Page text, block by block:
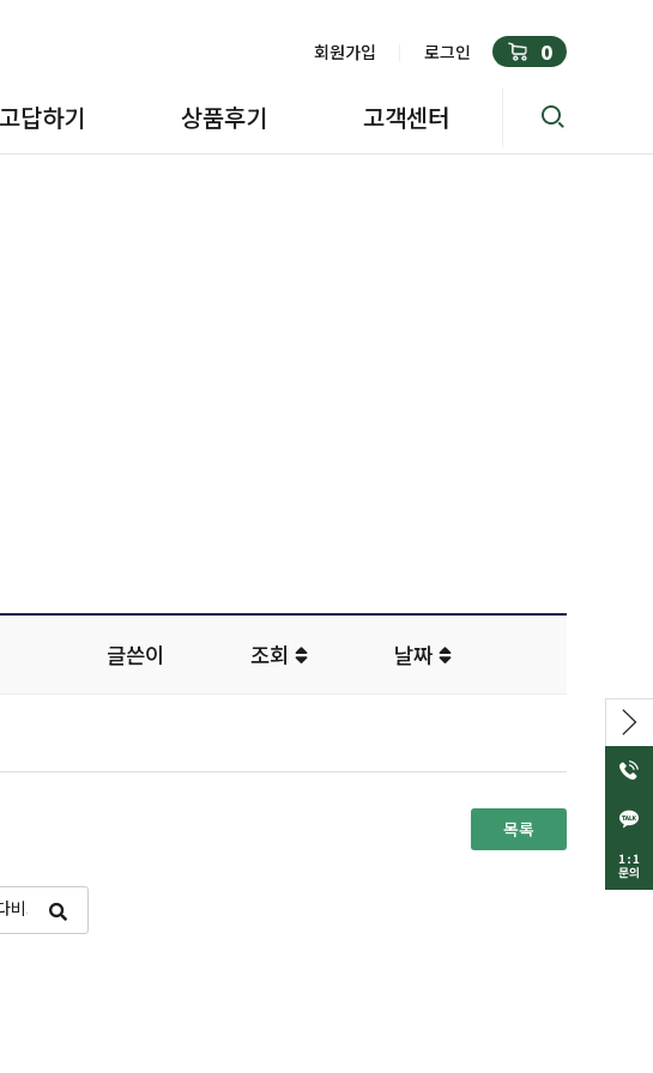
회원가입 로그인 0
답하기 상품후기 고객센터
글쓴이 조회 날짜
목록